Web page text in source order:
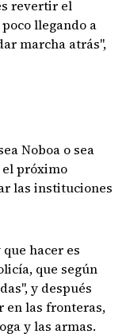
revertir el
llegando a
marcha atrás",
Noboa o sea
el próximo
las instituciones
hacer es
que según
y después
en las fronteras,
y las armas.